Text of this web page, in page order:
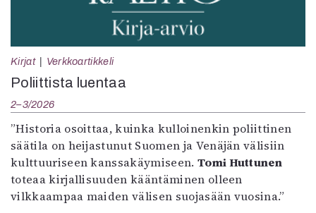
Kirjat Verkkoartikkeli
Poliittista luentaa
2–3/2026
”Historia osoittaa, kuinka kulloinenkin poliittinen
säätila on heijastunut Suomen ja Venäjän välisiin
kulttuuriseen kanssakäymiseen. Tomi Huttunen
toteaa kirjallisuuden kääntäminen olleen
vilkkaampaa maiden välisen suojasään vuosina.”